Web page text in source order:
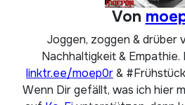
Von
Joggen, zoggen & drüber
Nachhaltigkeit &
linktr.ee/moep0r&
Wenn Dir gefällt, was ich hier